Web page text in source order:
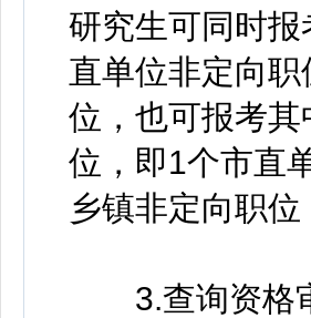
研究生可同时
直单位非定向
位，也可报考
位，即1个市直
乡镇非定向职
3.查询资格审